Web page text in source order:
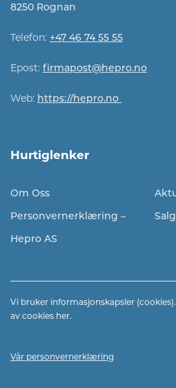
8250 Rognan
Telefon: +47 46 74 55 55
Epost: firmapost@hepro.no​​
Web: https://hepro.no
Hurtiglenker
Om Oss
Personvernerklæring –
Hepro AS
Vi bruker informasjonskapsler
av cookies her.
Vår personvernerklæring